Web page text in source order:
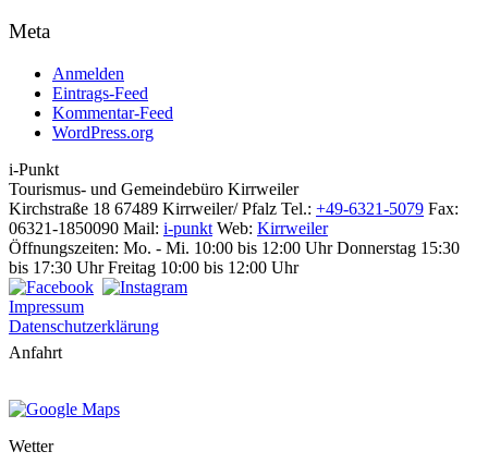
Meta
Anmelden
Eintrags-Feed
Kommentar-Feed
WordPress.org
i-Punkt
Tourismus- und Gemeindebüro Kirrweiler
Kirchstraße 18 67489 Kirrweiler/ Pfalz Tel.: +49-6321-5079 Fax:
06321-1850090 Mail: i-punkt Web: Kirrweiler
Öffnungszeiten: Mo. - Mi. 10:00 bis 12:00 Uhr Donnerstag 15:30
bis 17:30 Uhr Freitag 10:00 bis 12:00 Uhr
Impressum
Datenschutzerklärung
Anfahrt
Wetter